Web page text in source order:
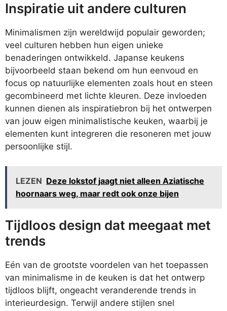
Inspiratie uit andere culturen
Minimalismen zijn wereldwijd populair geworden;
veel culturen hebben hun eigen unieke
benaderingen ontwikkeld. Japanse keukens
bijvoorbeeld staan bekend om hun eenvoud en
focus op natuurlijke elementen zoals hout en steen
gecombineerd met lichte kleuren. Deze invloeden
kunnen dienen als inspiratiebron bij het ontwerpen
van jouw eigen minimalistische keuken, waarbij je
elementen kunt integreren die resoneren met jouw
persoonlijke stijl.
LEZEN Deze lokstof jaagt niet alleen Aziatische
hoornaars weg, maar redt ook onze bijen
Tijdloos design dat meegaat met
trends
Eén van de grootste voordelen van het toepassen
van minimalisme in de keuken is dat het ontwerp
tijdloos blijft, ongeacht veranderende trends in
interieurdesign. Terwijl andere stijlen snel